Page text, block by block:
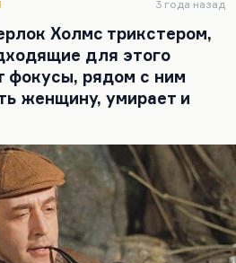
3 года назад
Холмс трикстером,
для этого
фокусы, рядом с ним
женщину, умирает и